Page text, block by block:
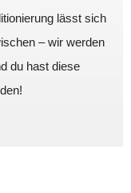
lässt sich
– wir werden
du hast diese